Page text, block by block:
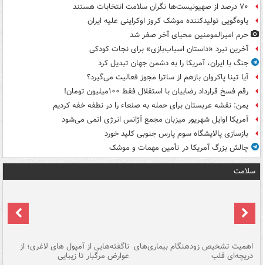
۷۰ درصد از صهیونیست‌ها نگران سلامت انتخابات هستند
یاوه‌گویی تولیدکننده موشک کروز اوکراینی علیه ایران
حرم امیرالمومنین محیای آخر صفر شد
آخرین نبرد «داستان اسباب‌بازی» برای نجات کودکی
جنگ با ایران، آمریکا را به دشمن جهان تبدیل کرد
آیا تینا پاکروان بازهم از ساترا مجوز فعالیت می‌گیرد؟
رقم فسخ قرارداد رضاییان با استقلال فقط ۱۰۰میلیون تومان!
یمن: نقشه عربستان برای حمله به صنعاء را در نطفه خفه کردیم
آمریکا اوایل شهریور میزبان مجمع آژانس انرژی اتمی می‌شود
بازسازی پالایشگاه سوم پارس جنوبی کلید خورد
چالش بزرگ آمریکا در تأمین مهمات و موشک
سلامت
اهمیت تشخیص زودهنگام بیماری‌های
دریچه‌ای قلب
ناگفته‌هایی از آمپول های لاغری؛ از
عوارض مرگبار تا زیبایی